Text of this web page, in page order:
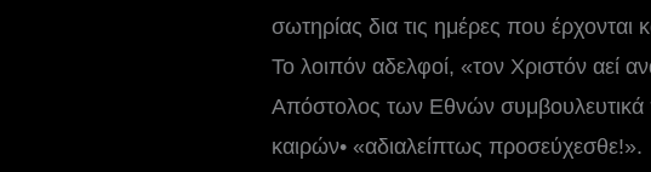
σωτηρίας δια τις ημέρες που έρχονται
Το λοιπόν αδελφοί, «τον Χριστόν αεί
Απόστολος των Εθνών συμβουλευτικά
καιρών• «αδιαλείπτως προσεύχεσθε!».